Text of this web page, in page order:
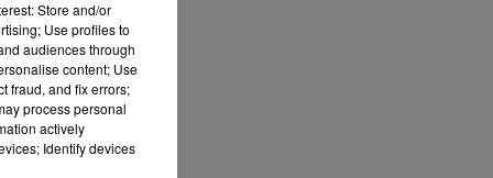
à
Store and/or
Use profiles to
audiences through
content; Use
fraud, and fix errors;
process personal
actively
Identify devices